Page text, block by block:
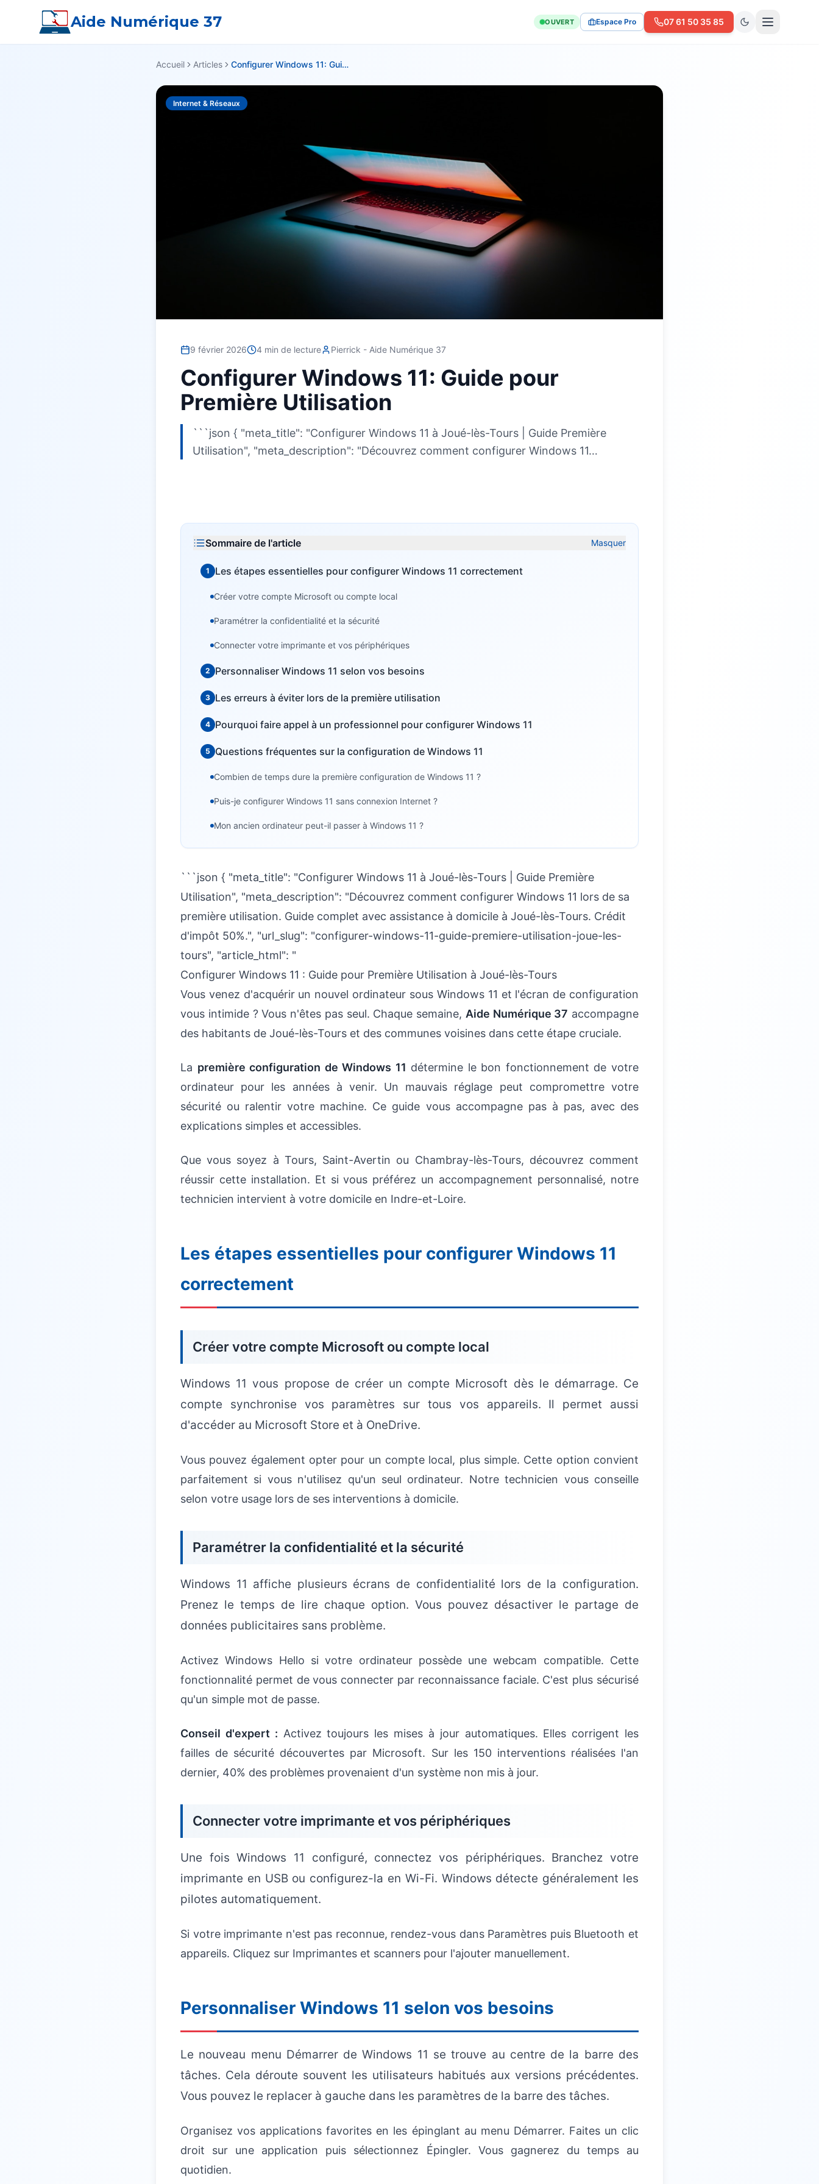
Aide Numérique 37 OUVERT Espace Pro 07 61 50 35 85
Intervention rapide à domicile — 25€/h après crédit d'impôt
Accueil Articles Configurer Windows 11: Guide pour Première Utilisation
Internet & Réseaux
9 février 2026 4 min de lecture Pierrick - Aide Numérique 37
Configurer Windows 11: Guide pour
Première Utilisation
```json { "meta_title": "Configurer Windows 11 à Joué-lès-Tours | Guide Première
Utilisation", "meta_description": "Découvrez comment configurer Windows 11…
Sommaire de l'article Masquer
1 Les étapes essentielles pour configurer Windows 11 correctement
Créer votre compte Microsoft ou compte local
Paramétrer la confidentialité et la sécurité
Connecter votre imprimante et vos périphériques
2 Personnaliser Windows 11 selon vos besoins
3 Les erreurs à éviter lors de la première utilisation
4 Pourquoi faire appel à un professionnel pour configurer Windows 11
5 Questions fréquentes sur la configuration de Windows 11
Combien de temps dure la première configuration de Windows 11 ?
Puis-je configurer Windows 11 sans connexion Internet ?
Mon ancien ordinateur peut-il passer à Windows 11 ?
```json { "meta_title": "Configurer Windows 11 à Joué-lès-Tours | Guide Première
Utilisation", "meta_description": "Découvrez comment configurer Windows 11 lors de sa
première utilisation. Guide complet avec assistance à domicile à Joué-lès-Tours. Crédit
d'impôt 50%.", "url_slug": "configurer-windows-11-guide-premiere-utilisation-joue-les-
tours", "article_html": "
Configurer Windows 11 : Guide pour Première Utilisation à Joué-lès-Tours
Vous venez d'acquérir un nouvel ordinateur sous Windows 11 et l'écran de configuration
vous intimide ? Vous n'êtes pas seul. Chaque semaine, Aide Numérique 37 accompagne
des habitants de Joué-lès-Tours et des communes voisines dans cette étape cruciale.
La première configuration de Windows 11 détermine le bon fonctionnement de votre
ordinateur pour les années à venir. Un mauvais réglage peut compromettre votre
sécurité ou ralentir votre machine. Ce guide vous accompagne pas à pas, avec des
explications simples et accessibles.
Que vous soyez à Tours, Saint-Avertin ou Chambray-lès-Tours, découvrez comment
réussir cette installation. Et si vous préférez un accompagnement personnalisé, notre
technicien intervient à votre domicile en Indre-et-Loire.
Les étapes essentielles pour configurer Windows 11
correctement
Créer votre compte Microsoft ou compte local
Windows 11 vous propose de créer un compte Microsoft dès le démarrage. Ce
compte synchronise vos paramètres sur tous vos appareils. Il permet aussi
d'accéder au Microsoft Store et à OneDrive.
Vous pouvez également opter pour un compte local, plus simple. Cette option convient
parfaitement si vous n'utilisez qu'un seul ordinateur. Notre technicien vous conseille
selon votre usage lors de ses interventions à domicile.
Paramétrer la confidentialité et la sécurité
Windows 11 affiche plusieurs écrans de confidentialité lors de la configuration.
Prenez le temps de lire chaque option. Vous pouvez désactiver le partage de
données publicitaires sans problème.
Activez Windows Hello si votre ordinateur possède une webcam compatible. Cette
fonctionnalité permet de vous connecter par reconnaissance faciale. C'est plus sécurisé
qu'un simple mot de passe.
Conseil d'expert : Activez toujours les mises à jour automatiques. Elles corrigent les
failles de sécurité découvertes par Microsoft. Sur les 150 interventions réalisées l'an
dernier, 40% des problèmes provenaient d'un système non mis à jour.
Connecter votre imprimante et vos périphériques
Une fois Windows 11 configuré, connectez vos périphériques. Branchez votre
imprimante en USB ou configurez-la en Wi-Fi. Windows détecte généralement les
pilotes automatiquement.
Si votre imprimante n'est pas reconnue, rendez-vous dans Paramètres puis Bluetooth et
appareils. Cliquez sur Imprimantes et scanners pour l'ajouter manuellement.
Personnaliser Windows 11 selon vos besoins
Le nouveau menu Démarrer de Windows 11 se trouve au centre de la barre des
tâches. Cela déroute souvent les utilisateurs habitués aux versions précédentes.
Vous pouvez le replacer à gauche dans les paramètres de la barre des tâches.
Organisez vos applications favorites en les épinglant au menu Démarrer. Faites un clic
droit sur une application puis sélectionnez Épingler. Vous gagnerez du temps au
quotidien.